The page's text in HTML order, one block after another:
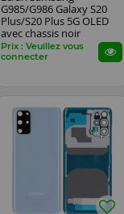
G985/G986 Galaxy S20
Plus/S20 Plus 5G OLED
avec chassis noir
Prix : Veuillez vous
connecter